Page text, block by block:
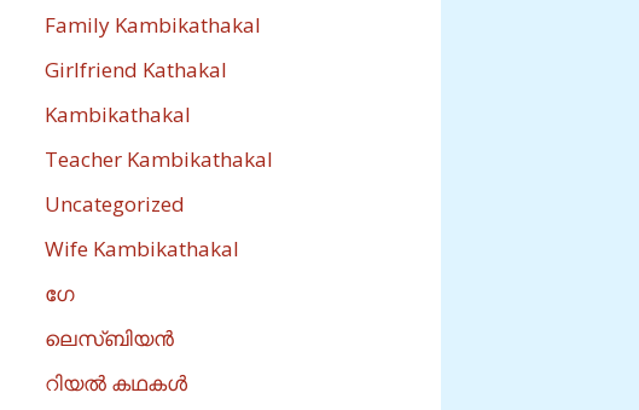
Family Kambikathakal
Girlfriend Kathakal
Kambikathakal
Teacher Kambikathakal
Uncategorized
Wife Kambikathakal
ഗേ
ലെസ്ബിയൻ
റിയൽ കഥകൾ